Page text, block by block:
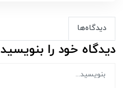
دیدگاه‌ها
دیدگاه خود را بنویسید